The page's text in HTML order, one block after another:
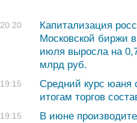
20:20
Капитализация
Московской биржи
июля выросла на
млрд руб.
19:15
Средний курс юаня
итогам торгов
19:15
В июне